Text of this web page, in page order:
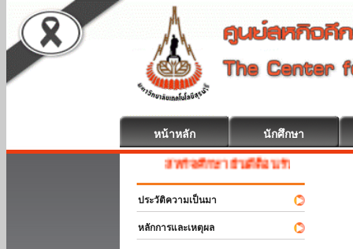
หน้าหลัก นักศึกษา
สหกิจศึกษา ยินดีต้อนรับ
ประวัติความเป็นมา
หลักการและเหตุผล